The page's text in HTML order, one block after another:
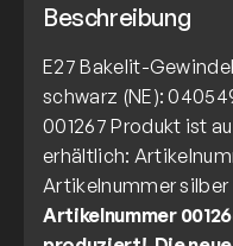
Beschreibung
E27 Bakelit-
schwarz (NE):
001267 Produkt ist
erhältlich:
Artikelnummer silber
Artikelnummer